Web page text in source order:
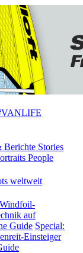
Berichte Stories
People
weltweit
Windfoil-
auf
Guide Special:
Einsteiger